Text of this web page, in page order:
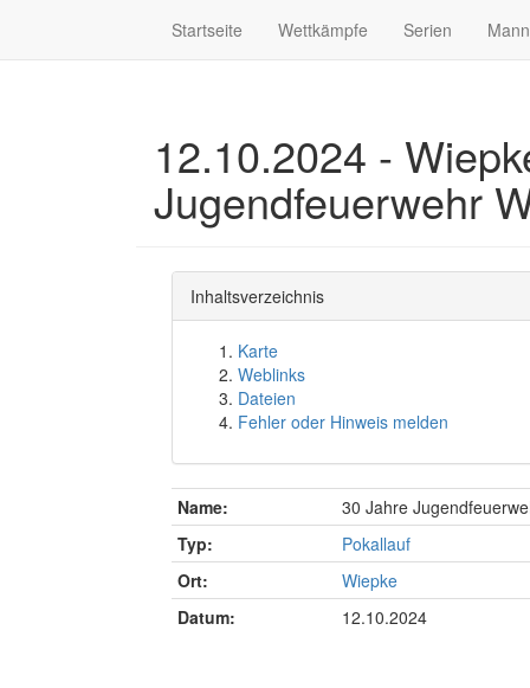
Startseite Wettkämpfe Serien
12.10.2024 -
Jugendfeuerwehr
Inhaltsverzeichnis
Karte
Weblinks
Dateien
Fehler oder Hinweis melden
Name:
30 Jahre
Typ:
Pokallauf
Ort:
Wiepke
Datum:
12.10.2024